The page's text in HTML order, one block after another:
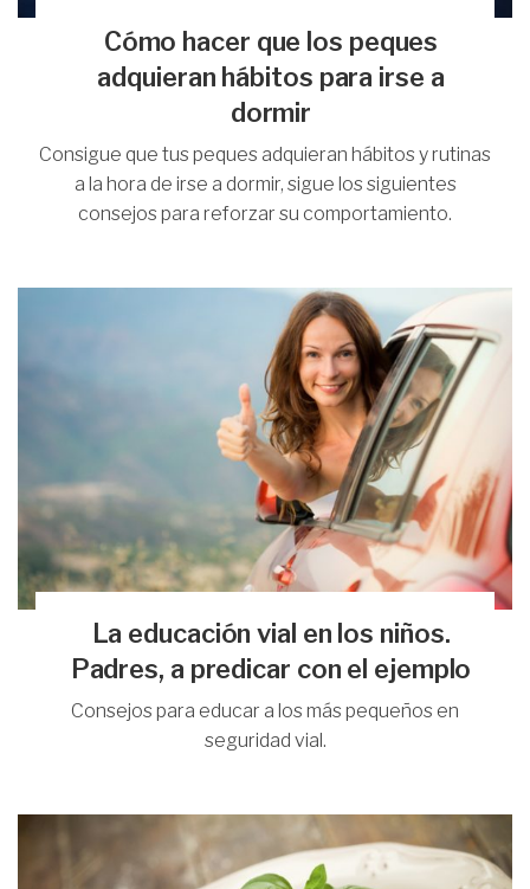
Cómo hacer que los peques
adquieran hábitos para irse a
dormir
Consigue que tus peques adquieran hábitos y rutinas
a la hora de irse a dormir, sigue los siguientes
consejos para reforzar su comportamiento.
La educación vial en los niños.
Padres, a predicar con el ejemplo
Consejos para educar a los más pequeños en
seguridad vial.